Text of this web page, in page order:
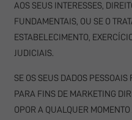
AOS SEUS INTERESSES,
FUNDAMENTAIS, OU SE O
ESTABELECIMENTO,
JUDICIAIS.
SE OS SEUS DADOS PESSOAIS
PARA FINS DE MARKETING
OPOR A QUALQUER